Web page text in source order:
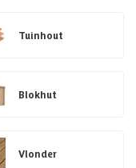
Tuinhout
Blokhut
Vlonder